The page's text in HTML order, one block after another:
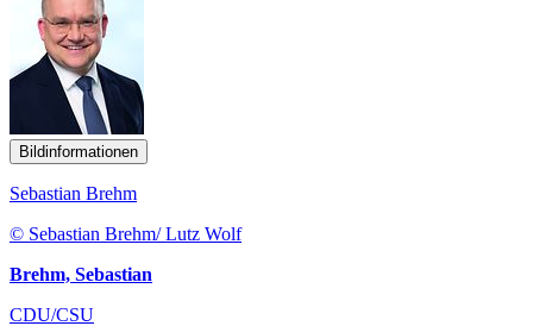
Bildinformationen
Sebastian Brehm
© Sebastian Brehm/ Lutz Wolf
Brehm, Sebastian
CDU/CSU